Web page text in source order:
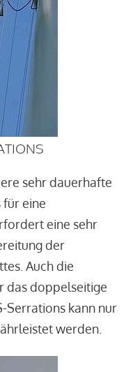
sehr dauerhafte
eine
eine sehr
der
Auch die
das doppelseitige
Serrations kann nur
werden.